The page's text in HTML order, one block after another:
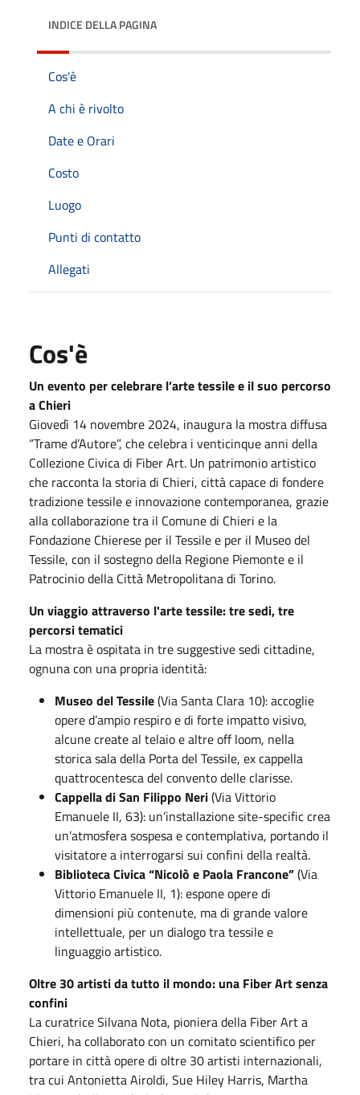
INDICE DELLA PAGINA
Cos'è
A chi è rivolto
Date e Orari
Costo
Luogo
Punti di contatto
Allegati
Cos'è
Un evento per celebrare l’arte tessile e il suo percorso
a Chieri
Giovedì 14 novembre 2024, inaugura la mostra diffusa
“Trame d’Autore”, che celebra i venticinque anni della
Collezione Civica di Fiber Art. Un patrimonio artistico
che racconta la storia di Chieri, città capace di fondere
tradizione tessile e innovazione contemporanea, grazie
alla collaborazione tra il Comune di Chieri e la
Fondazione Chierese per il Tessile e per il Museo del
Tessile, con il sostegno della Regione Piemonte e il
Patrocinio della Città Metropolitana di Torino.
Un viaggio attraverso l'arte tessile: tre sedi, tre
percorsi tematici
La mostra è ospitata in tre suggestive sedi cittadine,
ognuna con una propria identità:
Museo del Tessile(Via Santa Clara 10): accoglie
opere d’ampio respiro e di forte impatto visivo,
alcune create al telaio e altre off loom, nella
storica sala della Porta del Tessile, ex cappella
quattrocentesca del convento delle clarisse.
Cappella di San Filippo Neri(Via Vittorio
Emanuele II, 63): un’installazione site-specific crea
un’atmosfera sospesa e contemplativa, portando il
visitatore a interrogarsi sui confini della realtà.
Biblioteca Civica “Nicolò e Paola Francone”(Via
Vittorio Emanuele II, 1): espone opere di
dimensioni più contenute, ma di grande valore
intellettuale, per un dialogo tra tessile e
linguaggio artistico.
Oltre 30 artisti da tutto il mondo: una Fiber Art senza
confini
La curatrice Silvana Nota, pioniera della Fiber Art a
Chieri, ha collaborato con un comitato scientifico per
portare in città opere di oltre 30 artisti internazionali,
tra cui Antonietta Airoldi, Sue Hiley Harris, Martha